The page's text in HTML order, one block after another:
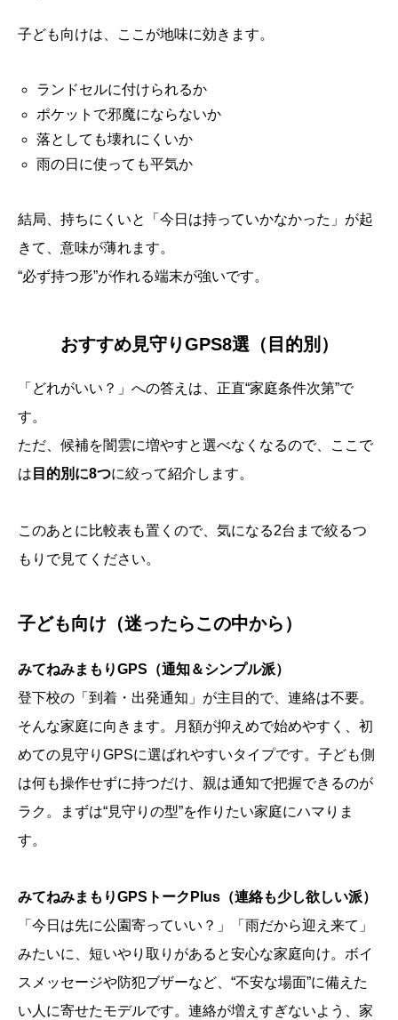
子ども向けは、ここが地味に効きます。
ランドセルに付けられるか
ポケットで邪魔にならないか
落としても壊れにくいか
雨の日に使っても平気か
結局、持ちにくいと「今日は持っていかなかった」が起
きて、意味が薄れます。
“必ず持つ形”が作れる端末が強いです。
おすすめ見守りGPS8選（目的別）
「どれがいい？」への答えは、正直“家庭条件次第”で
す。
ただ、候補を闇雲に増やすと選べなくなるので、ここで
は 目的別に8つに絞って紹介します。
このあとに比較表も置くので、気になる2台まで絞るつ
もりで見てください。
子ども向け（迷ったらこの中から）
みてねみまもりGPS（通知＆シンプル派）
登下校の「到着・出発通知」が主目的で、連絡は不要。
そんな家庭に向きます。月額が抑えめで始めやすく、初
めての見守りGPSに選ばれやすいタイプです。子ども側
は何も操作せずに持つだけ、親は通知で把握できるのが
ラク。まずは“見守りの型”を作りたい家庭にハマりま
す。
みてねみまもりGPSトークPlus（連絡も少し欲しい派）
「今日は先に公園寄っていい？」「雨だから迎え来て」
みたいに、短いやり取りがあると安心な家庭向け。ボイ
スメッセージや防犯ブザーなど、“不安な場面”に備えた
い人に寄せたモデルです。連絡が増えすぎないよう、家